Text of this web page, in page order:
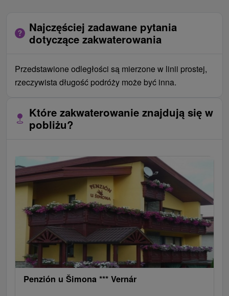
Najczęściej zadawane pytania
dotyczące zakwaterowania
Przedstawione odległości są mierzone w linii prostej,
rzeczywista długość podróży może być inna.
Które zakwaterowanie znajdują się w
pobliżu?
Penzión u Šimona *** Vernár